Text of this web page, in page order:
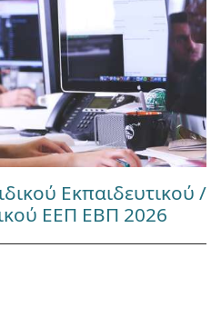
Εκπαιδευτικού /
ΕΕΠ ΕΒΠ 2026